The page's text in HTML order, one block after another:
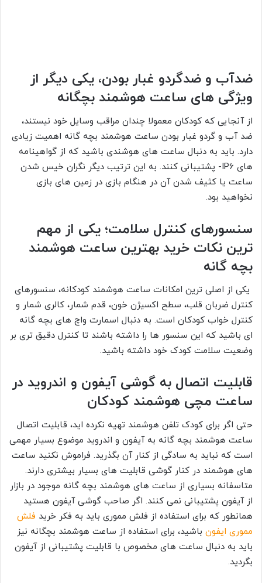
ضدآب و ضدگردو غبار بودن، یکی دیگر از
ویژگی های ساعت هوشمند بچگانه
از آنجایی که کودکان معمولا چندان مراقب وسایل خود نیستند،
ضد آب و گردو غبار بودن ساعت هوشمند بچه گانه اهمیت زیادی
دارد. باید به دنبال ساعت های هوشندی باشید که از گواهینامه
های IP6- پشتیبانی کنند. به این ترتیب دیگر نگران خیس شدن
ساعت یا کثیف شدن آن در هنگام بازی در زمین های بازی
نخواهید بود.
سنسورهای کنترل سلامت؛ یکی از مهم
ترین نکات خرید بهترین ساعت هوشمند
بچه گانه
یکی از اصلی ترین امکانات ساعت هوشمند کودکانه، سنسورهای
کنترل ضربان قلب، سطح اکسیژن خون، قدم شمار، کالری شمار و
کنترل خواب کودکان است. به دنبال اسمارت واچ های بچه گانه
ای باشید که این سنسور ها را داشته باشند تا کنترل دقیق تری بر
وضعیت سلامت کودک خود داشته باشید.
قابلیت اتصال به گوشی آیفون و اندروید در
ساعت مچی هوشمند کودکان
حتی اگر برای کودک تلفن هوشمند تهیه نکرده اید، قابلیت اتصال
ساعت هوشمند بچه گانه به آیفون و اندروید موضوع بسیار مهمی
است که نباید به سادگی از کنار آن بگذرید. فراموش نکنید ساعت
های هوشمند در کنار گوشی قابلیت های بسیار بیشتری دارند.
متاسفانه بسیاری از ساعت های هوشمند بچه گانه موجود در بازار
از آیفون پشتیبانی نمی کنند. اگر صاحب گوشی آیفون هستید
همانطور که برای استفاده از فلش مموری باید به فکر خرید فلش
مموری ایفون باشید، برای استفاده از ساعت هوشمند بچگانه نیز
باید به دنبال ساعت های مخصوص با قابلیت پشتیبانی از آیفون
بگردید.